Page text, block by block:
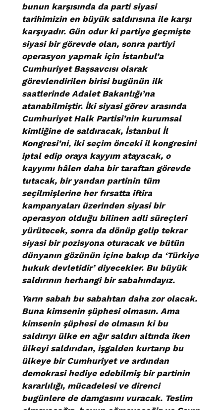
bunun karşısında da parti siyasi
tarihimizin en büyük saldırısına ile karşı
karşıyadır. Gün odur ki partiye geçmişte
siyasi bir görevde olan, sonra partiyi
operasyon yapmak için İstanbul’a
Cumhuriyet Başsavcısı olarak
görevlendirilen birisi bugünün ilk
saatlerinde Adalet Bakanlığı’na
atanabilmiştir. İki siyasi görev arasında
Cumhuriyet Halk Partisi’nin kurumsal
kimliğine de saldıracak, İstanbul İl
Kongresi’ni, iki seçim önceki il kongresini
iptal edip oraya kayyım atayacak, o
kayyımı hâlen daha bir taraftan görevde
tutacak, bir yandan partinin tüm
seçilmişlerine her fırsatta iftira
kampanyaları üzerinden siyasi bir
operasyon olduğu bilinen adli süreçleri
yürütecek, sonra da dönüp gelip tekrar
siyasi bir pozisyona oturacak ve bütün
dünyanın gözünün içine bakıp da ‘Türkiye
hukuk devletidir’ diyecekler. Bu büyük
saldırının herhangi bir sabahındayız.
Yarın sabah bu sabahtan daha zor olacak.
Buna kimsenin şüphesi olmasın. Ama
kimsenin şüphesi de olmasın ki bu
saldırıyı ülke en ağır saldırı altında iken
ülkeyi saldırıdan, işgalden kurtarıp bu
ülkeye bir Cumhuriyet ve ardından
demokrasi hediye edebilmiş bir partinin
kararlılığı, mücadelesi ve direnci
bugünlere de damgasını vuracak. Teslim